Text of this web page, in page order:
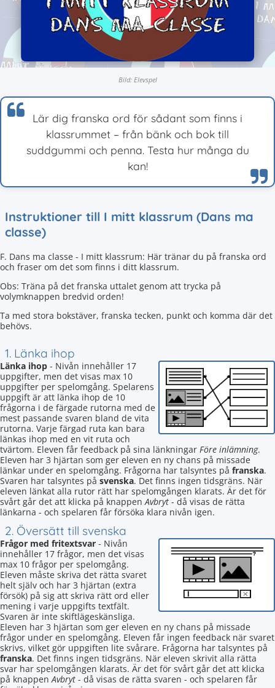
Bild: Elevspel
Lär dig franska ord för sådant som finns i
klassrummet – från bänk och bok till
suddgummi och penna. Testa hur många du
kan!
Instruktioner till I mitt klassrum (Dans ma
classe)
F. Dans ma classe - I mitt klassrum: Här tränar du på franska ord
och fraser om det som finns i ditt klassrum.
Obs: Träna på det franska uttalet genom att trycka på
volymknappen bredvid orden!
Ta med stora bokstäver, franska tecken, punkt och komma där det
behövs.
1. Länka ihop
Länka ihop - Nivån innehåller 17
uppgifter, men det visas max 10
uppgifter per spelomgång. Spelarens
uppgift är att länka ihop de 10
frågorna i de färgade rutorna med de
mest passande svaren bland de vita
rutorna. Varje färgad ruta kan bara
länkas ihop med en vit ruta och
tvärtom. Eleven får feedback på sina länkningar Före inlämning.
Eleven har 3 hjärtan som ger eleven en ny chans på missade
länkar under en spelomgång. Frågorna har talsyntes på franska.
Svaren har talsyntes på svenska. Det finns ingen tidsgräns. När
eleven länkat alla rutor rätt har spelomgången klarats. Är det för
svårt går det att klicka på knappenAvbryt - då visas de rätta
länkarna - och spelaren får försöka klara nivån igen.
2. Översätt till svenska
Frågor med fritextsvar - Nivån
innehåller 17 frågor, men det visas
max 10 frågor per spelomgång.
Eleven måste skriva det rätta svaret
helt själv och har 3 hjärtan (extra
försök) på sig att skriva rätt ord eller
mening i varje uppgifts textfält.
Svaren är inte skiftlägeskänsliga.
Eleven har 3 hjärtan som ger eleven en ny chans på missade
frågor under en spelomgång. Eleven får ingen feedback när svaret
skrivs, vilket gör uppgiften lite svårare. Frågorna har talsyntes på
franska. Det finns ingen tidsgräns. När eleven skrivit alla rätta
svar har spelomgången klarats. Är det för svårt går det att klicka
på knappenAvbryt - då visas de rätta svaren - och spelaren får